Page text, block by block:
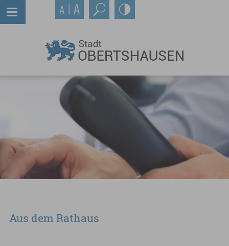
Aus dem Rathaus